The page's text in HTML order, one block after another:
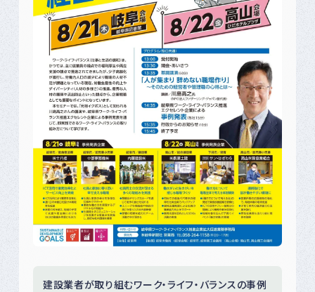
建設業者が取り組むワーク・ライフ・バランスの事例